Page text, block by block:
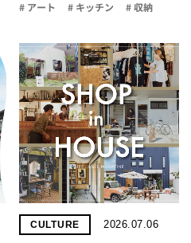
# アート # キッチン # 収納
CULTURE 2026.07.06